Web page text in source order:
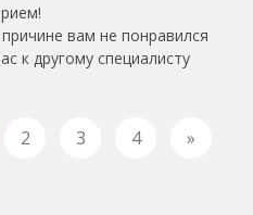
вам не понравился
к другому специалисту
2 3 4 »